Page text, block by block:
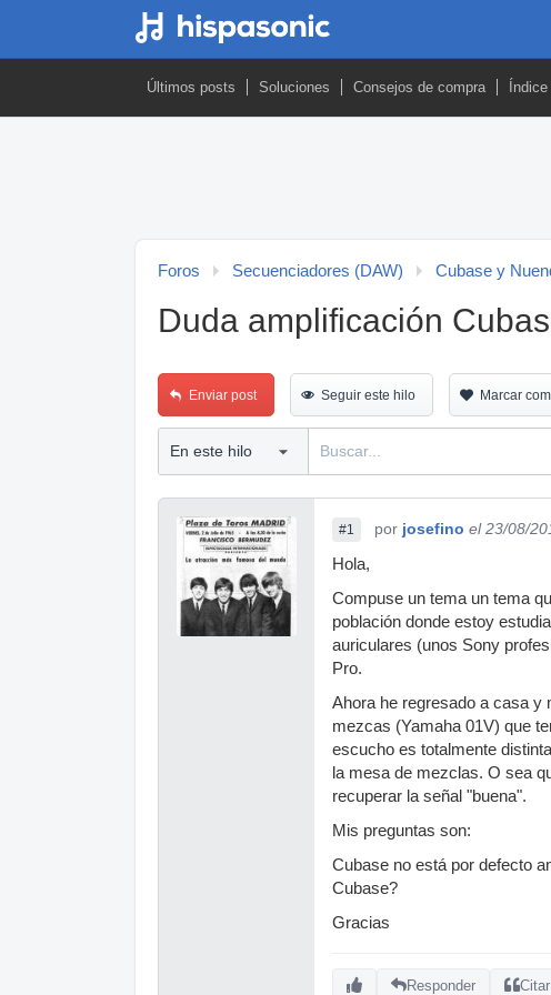
Últimos posts Soluciones Consejos de compra Índice
Foros Secuenciadores (DAW) Cubase y
Duda amplificación
Enviar post Seguir este hilo Marcar
#1 por josefino el 23/08/
Hola,
Compuse un tema un tema
población donde estoy
auriculares (unos Sony
Pro.
Ahora he regresado a casa y
mezcas (Yamaha 01V) que
escucho es totalmente
la mesa de mezclas. O sea
recuperar la señal "buena".
Mis preguntas son:
Cubase no está por defecto
Cubase?
Gracias
Responder Citar